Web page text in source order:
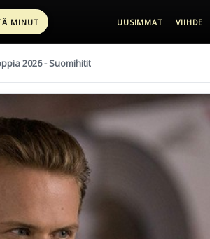
MINUT UUSIMMAT VIIHDE
2026 - Suomihitit